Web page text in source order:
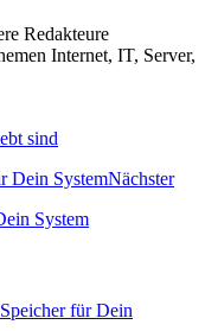
Redakteure
Internet, IT, Server,
sind
Nächster
System